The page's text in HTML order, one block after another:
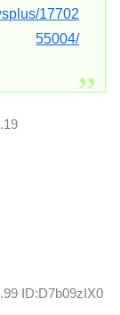
17702
55004/
ID:D7b09zIX0